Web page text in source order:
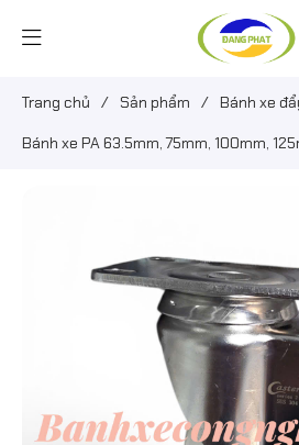
Trang chủ / Sản phẩm / Bánh xe
Bánh xe PA 63.5mm, 75mm, 100mm,